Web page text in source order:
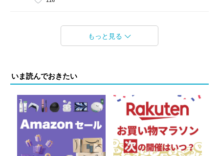
もっと見る
いま読んでおきたい